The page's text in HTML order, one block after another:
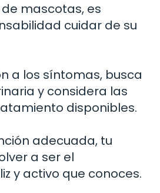
mascotas, es
cuidar de su
a los síntomas, busca
y considera las
disponibles.
adecuada, tu
a ser el
y activo que conoces.